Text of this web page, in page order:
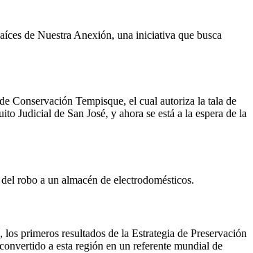
de Nuestra Anexión, una iniciativa que busca
Conservación Tempisque, el cual autoriza la tala de
Judicial de San José, y ahora se está a la espera de la
robo a un almacén de electrodomésticos.
primeros resultados de la Estrategia de Preservación
a esta región en un referente mundial de